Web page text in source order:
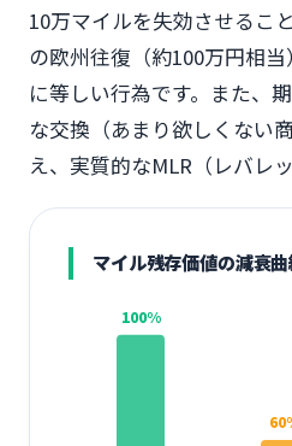
10万マイルを失効させるこ
の欧州往復（約100万円相
に等しい行為です。また、
な交換（あまり欲しくない
え、実質的なMLR（レバレ
マイル残存価値の減衰曲
100%
60